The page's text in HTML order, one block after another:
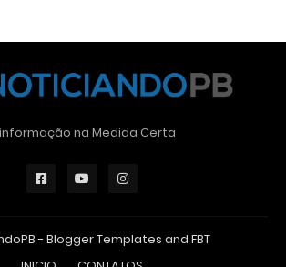
na Medida Certa
- Blogger Templates and FBT